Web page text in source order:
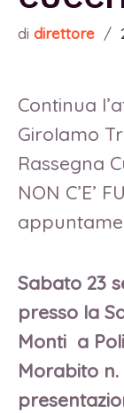
di direttore /
Continua
Girolamo
Rassegna
NON C’E’
Sabato 23
presso la
Monti a
Morabito n.